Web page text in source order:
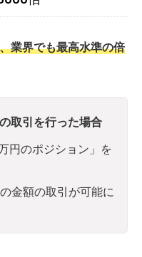
業界でも最高水準の倍
取引を行った場合
円のポジション」を
金額の取引が可能に